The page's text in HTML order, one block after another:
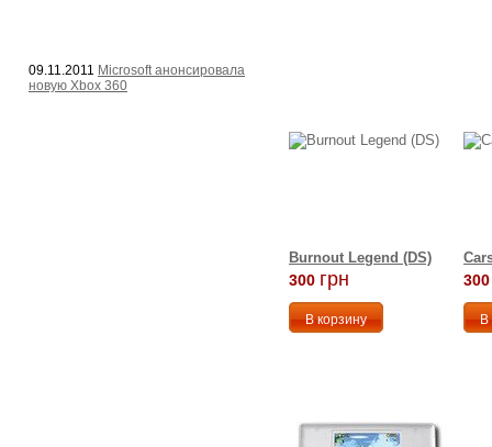
09.11.2011 Microsoft анонсировала
новую Xbox 360
Burnout Legend (DS)
300 грн 300